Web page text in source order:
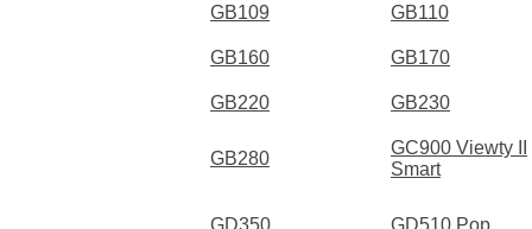
GB109 GB110
GB160 GB170
GB220 GB230
GB280
GC900 Viewty II
Smart
GD350 GD510 Pop